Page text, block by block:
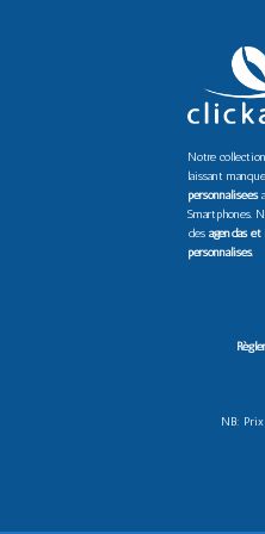
Notre
laissant
personnalisées
Smartphones.
des agendas
personnalisés.
NB: